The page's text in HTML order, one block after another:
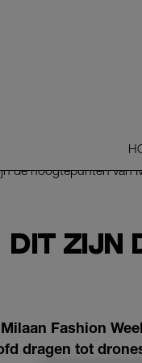
DIT ZIJN
Fashion
dragen tot